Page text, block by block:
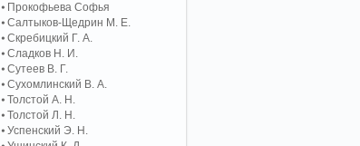
Прокофьева Софья
Салтыков-Щедрин М. Е.
Скребицкий Г. А.
Сладков Н. И.
Сутеев В. Г.
Сухомлинский В. А.
Толстой А. Н.
Толстой Л. Н.
Успенский Э. Н.